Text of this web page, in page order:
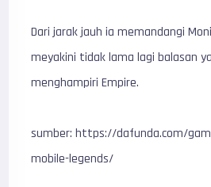
Dari jarak jauh ia memandangi
meyakini tidak lama lagi balasan
menghampiri Empire.
sumber: https://dafunda.com/
mobile-legends/